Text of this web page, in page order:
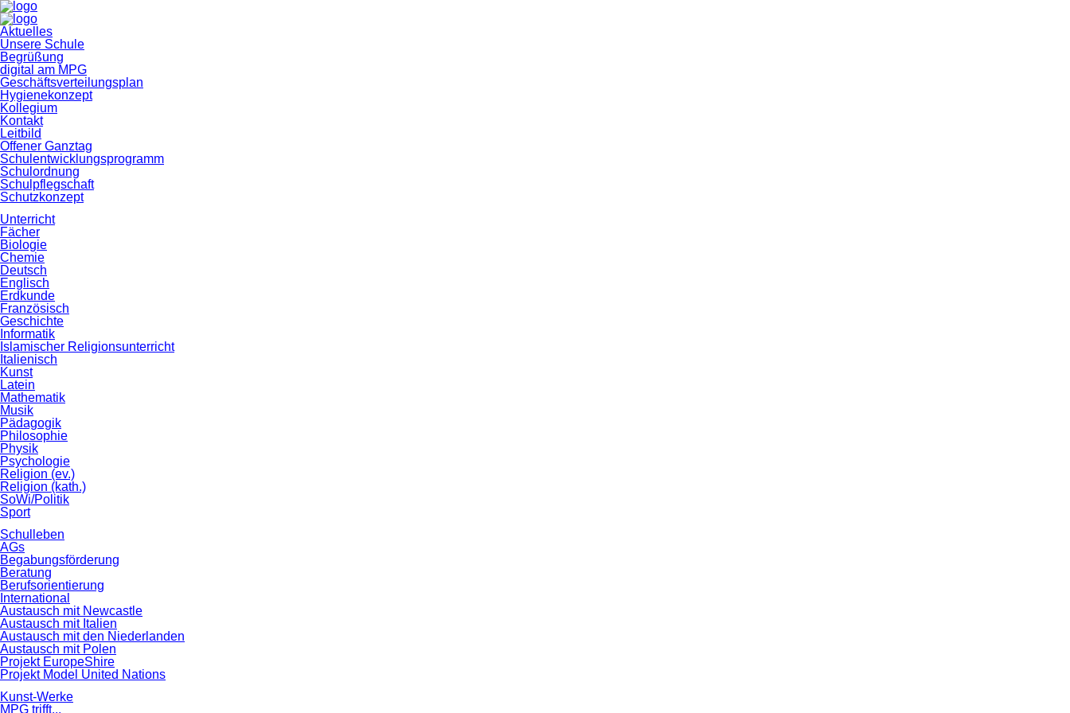
Navigation
überspringen
Aktuelles
Unsere Schule
Begrüßung
digital am MPG
Geschäftsverteilungsplan
Hygienekonzept
Kollegium
Kontakt
Leitbild
Offener Ganztag
Schulentwicklungsprogramm
Schulordnung
Schulpflegschaft
Schutzkonzept
Unterricht
Fächer
Biologie
Chemie
Deutsch
Englisch
Erdkunde
Französisch
Geschichte
Informatik
Islamischer Religionsunterricht
Italienisch
Kunst
Latein
Mathematik
Musik
Pädagogik
Philosophie
Physik
Psychologie
Religion (ev.)
Religion (kath.)
SoWi/Politik
Sport
Schulleben
AGs
Begabungsförderung
Beratung
Berufsorientierung
International
Austausch mit Newcastle
Austausch mit Italien
Austausch mit den Niederlanden
Austausch mit Polen
Projekt EuropeShire
Projekt Model United Nations
Kunst-Werke
MPG trifft...